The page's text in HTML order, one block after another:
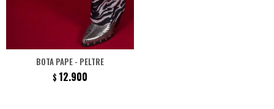
BOTA PAPE - PELTRE
$ 12.900